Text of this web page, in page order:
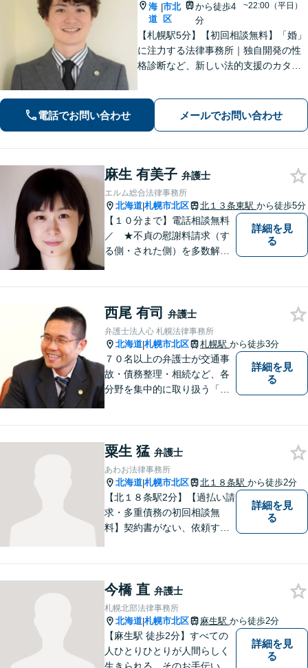
海
道
|市北
区
から徒歩4
分
~22:00（平日）
【札幌駅5分】【初回相談無料】「婚」
に注力する法律事務所｜独自開発の性
格診断など、新しい法的支援のカタチ
ートを【刑事事件】男女関係が原因の
刑事事件に精通【オンライン相談OK】
電話でお問い合わせ メールでお問い合わせ
麻生 有美子 弁護士
エルム総合法律事務所
北海道|札幌市北区 北１３条東駅 から徒歩5分
【１０分まで】電話相談無料
／ ★不貞の慰謝料請求（す
る側・された側）を多数解
理士と連携。同席相談も可】
詳細を見
る
西尾 有司 弁護士
弁護士法人心 札幌法律事務所
北海道|札幌市北区 札幌駅 から徒歩3分
７０名以上の弁護士が交通事
故・債務整理・相続など、各
分野を集中的に取り扱う「分
できるよう努めております。
詳細を見
る
粟生 猛 弁護士
あわお法律事務所
北海道|札幌市北区 北１８条駅 から徒歩2分
【北１８条駅2分】【過払い請
求・多重債務の初回相談無
料】契約書がない、依頼する
確認するのではすでに手遅れ
です。役員様のみならず、現
場のスタッフ様も法律知識が
仕事を守ります。
詳細を見
る
今橋 直 弁護士
札幌北部法律事務所
北海道|札幌市北区 麻生駅 から徒歩2分
【麻生駅 徒歩2分】すべての
人ひとりひとりが人間らしく
詳細を見
る